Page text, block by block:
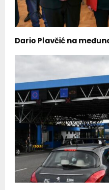
Dario Plavčić na